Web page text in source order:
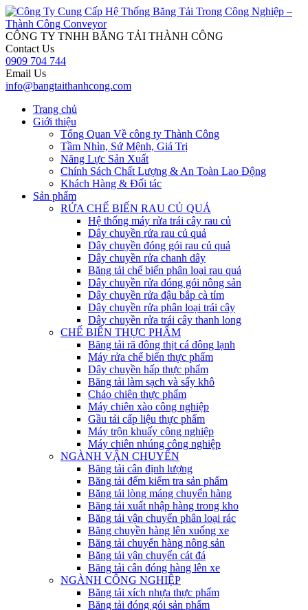
CÔNG TY TNHH BĂNG TẢI THÀNH CÔNG
Contact Us
0909 704 744
Email Us
info@bangtaithanhcong.com
Trang chủ
Giới thiệu
Tổng Quan Về công ty Thành Công
Tầm Nhìn, Sứ Mệnh, Giá Trị
Năng Lực Sản Xuất
Chính Sách Chất Lượng & An Toàn Lao Động
Khách Hàng & Đối tác
Sản phẩm
RỬA CHẾ BIẾN RAU CỦ QUẢ
Hệ thống máy rửa trái cây rau củ
Dây chuyền rửa rau củ quả
Dây chuyền đóng gói rau củ quả
Dây chuyền rửa chanh dây
Băng tải chế biến phân loại rau quả
Dây chuyền rửa đóng gói nông sản
Dây chuyền rửa đậu bắp cà tím
Dây chuyền rửa phân loại trái cây
Dây chuyền rửa trái cây thanh long
CHẾ BIẾN THỰC PHẨM
Băng tải rã đông thịt cá đông lạnh
Máy rửa chế biến thực phẩm
Dây chuyền hấp thực phẩm
Băng tải làm sạch và sấy khô
Chảo chiên thực phẩm
Máy chiên xào công nghiệp
Gầu tải cấp liệu thực phẩm
Máy trộn khuấy công nghiệp
Máy chiên nhúng công nghiệp
NGÀNH VẬN CHUYỂN
Băng tải cân định lượng
Băng tải đếm kiểm tra sản phẩm
Băng tải lòng máng chuyển hàng
Băng tải xuất nhập hàng trong kho
Băng tải vận chuyển phân loại rác
Băng chuyền hàng lên xuống xe
Băng tải chuyển hàng nông sản
Băng tải vận chuyển cát đá
Băng tải cân đóng hàng lên xe
NGÀNH CÔNG NGHIỆP
Băng tải xích nhựa thực phẩm
Băng tải đóng gói sản phẩm